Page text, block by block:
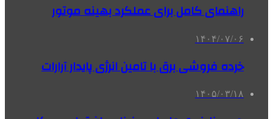
راهنمای کامل برای عملکرد بهینه موتور
۱۴۰۴/۰۷/۰۶
خرده فروشی برق با تامین انرژی پایدار آرارات
۱۴۰۵/۰۳/۱۸